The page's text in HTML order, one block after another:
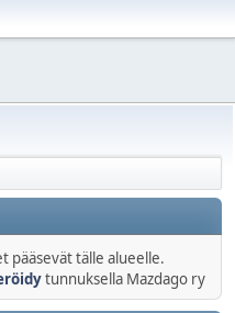
pääsevät tälle alueelle.
tunnuksella Mazdago ry